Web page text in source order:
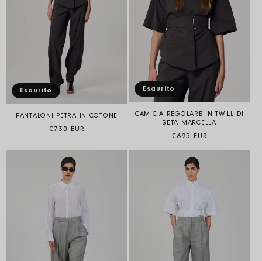
Esaurito
PANTALONI PETRA IN COTONE
Prezzo di listino
€730 EUR
Esaurito
CAMICIA REGOLARE IN TWILL DI
SETA MARCELLA
Prezzo di listino
€695 EUR